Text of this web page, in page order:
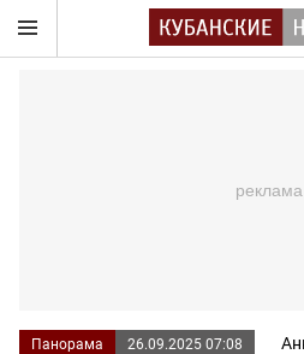
Панорама 26.09.2025 07:08